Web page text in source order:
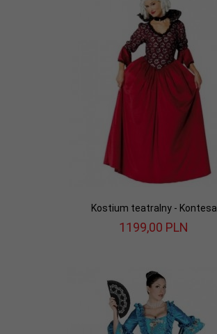
Kostium teatralny - Kontesa
1199,00 PLN